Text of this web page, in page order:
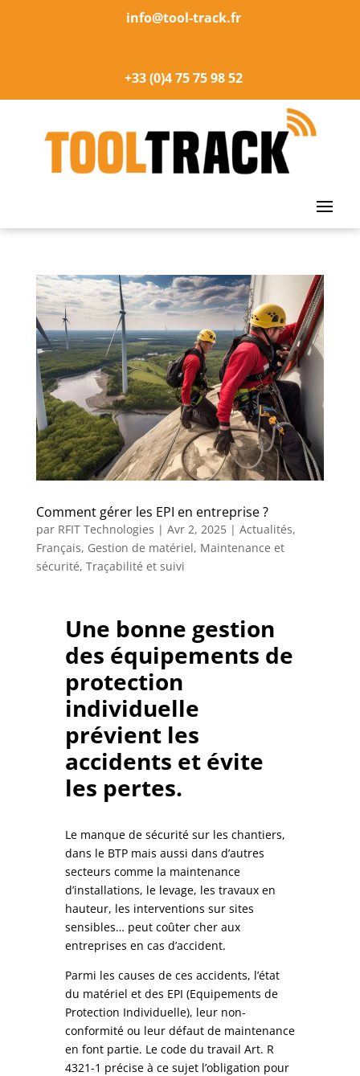
info@tool-track.fr
+33 (0)4 75 75 98 52
Comment gérer les EPI en entreprise ?
par RFIT Technologies | Avr 2, 2025| Actualités,
Français, Gestion de matériel, Maintenance et
sécurité, Traçabilité et suivi
Une bonne gestion
des équipements de
protection
individuelle
prévient les
accidents et évite
les pertes.
Le manque de sécurité sur les chantiers,
dans le BTP mais aussi dans d’autres
secteurs comme la maintenance
d’installations, le levage, les travaux en
hauteur, les interventions sur sites
sensibles… peut coûter cher aux
entreprises en cas d’accident.
Parmi les causes de ces accidents, l’état
du matériel et des EPI (Equipements de
Protection Individuelle), leur non-
conformité ou leur défaut de maintenance
en font partie. Le code du travail Art. R
4321-1 précise à ce sujet l’obligation pour